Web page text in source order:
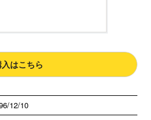
はこちら
12/10